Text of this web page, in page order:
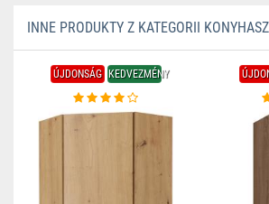
INNE PRODUKTY Z KATEGORII
ÚJDONSÁG KEDVEZMÉNY